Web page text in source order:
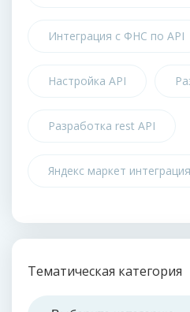
Интеграция с ФНС по API
Настройка API
Разработка rest API
Яндекс маркет
Тематическая категория